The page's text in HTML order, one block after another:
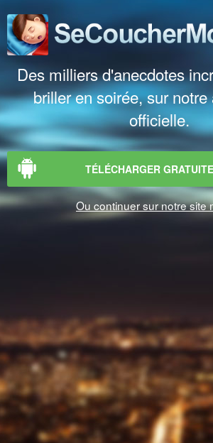
Des milliers d'anecdotes
briller en soirée, sur
officielle.
TÉLÉCHARGER
Ou continuer sur notre site